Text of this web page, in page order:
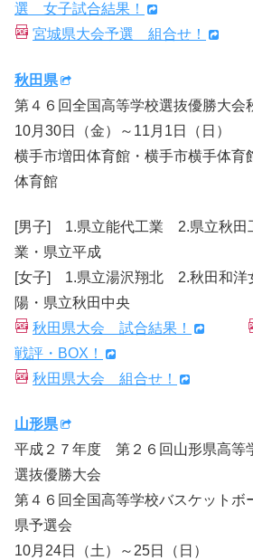
選 女子試合結果！
宮城県大会予選 組合せ！
秋田県
第４６回全国高等学校選抜優勝大会
10月30日（金）～11月1日（日）
横手市増田体育館・横手市横手体育
体育館
[男子] 1.県立能代工業 2.県立秋田
業・県立平成
[女子] 1.県立湯沢翔北 2.秋田和
陽・県立秋田中央
秋田県大会 試合結果！
戦評・BOX！
秋田県大会 組合せ！
山形県
平成２７年度 第２６回山形県高等
選抜優勝大会
第４６回全国高等学校バスケットボ
県予選会
10月24日（土）～25日（日）